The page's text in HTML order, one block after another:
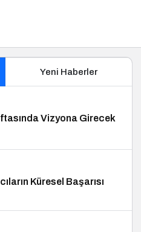
Yeni Haberler
Vizyona Girecek
Küresel Başarısı